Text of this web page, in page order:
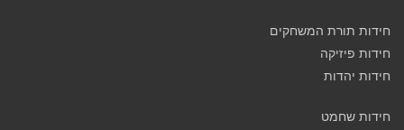
חידות תורת המשחקים
חידות פיזיקה
חידות יהדות
חידות שחמט